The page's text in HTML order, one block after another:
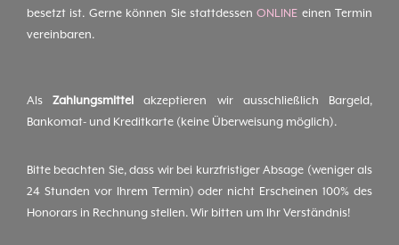
besetzt ist. Gerne können Sie stattdessenONLINE einen Termin
vereinbaren.
AlsZahlungsmittel akzeptieren wir ausschließlich Bargeld,
Bankomat- und Kreditkarte (keine Überweisung möglich).
Bitte beachten Sie, dass wir bei kurzfristiger Absage (weniger als
24 Stunden vor Ihrem Termin) oder nicht Erscheinen 100% des
Honorars in Rechnung stellen. Wir bitten um Ihr Verständnis!